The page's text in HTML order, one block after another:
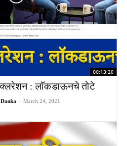
00:13:20
: लाॅकडाऊनचे तोटे
- March 24, 2021